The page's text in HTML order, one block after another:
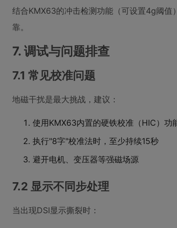
结合KMX63的冲击检测功能（可设置4g阈值
靠。
7. 调试与问题排查
7.1 常见校准问题
地磁干扰是最大挑战，建议：
使用KMX63内置的硬铁校准（HIC）功
执行"8字"校准法时，至少持续15秒
避开电机、变压器等强磁场源
7.2 显示不同步处理
当出现DSI显示撕裂时：